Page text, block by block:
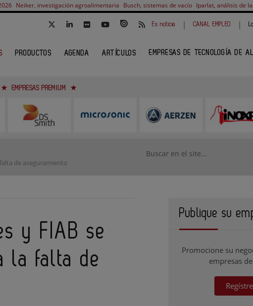
Neiker, investigación agroalimentaria Busch, sistemas de vacío Iparlat, análisis de
Es noticia | CANAL EMPLEO |
PRODUCTOS AGENDA ARTÍCULOS EMPRESAS DE TECNOLOGÍA DE
EMPRESAS PREMIUM
de aseguramiento
y FIAB se
la falta de
Publique su
Promocione su
empresas